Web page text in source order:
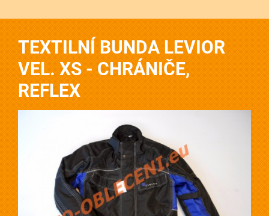
TEXTILNÍ BUNDA LEVIOR
VEL. XS - CHRÁNIČE,
REFLEX